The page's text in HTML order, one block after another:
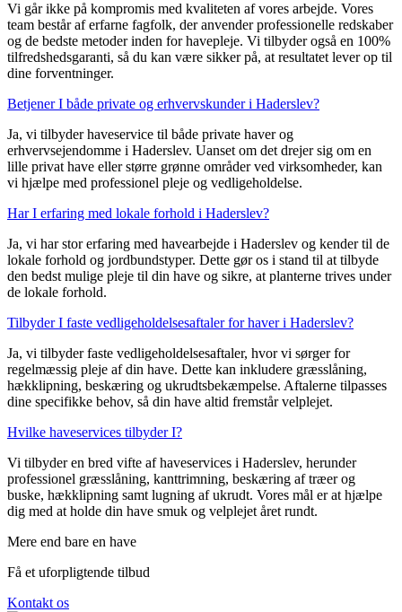
Vi går ikke på kompromis med kvaliteten af vores arbejde. Vores
team består af erfarne fagfolk, der anvender professionelle redskaber
og de bedste metoder inden for havepleje. Vi tilbyder også en 100%
tilfredshedsgaranti, så du kan være sikker på, at resultatet lever op til
dine forventninger.
Betjener I både private og erhvervskunder i Haderslev?
Ja, vi tilbyder haveservice til både private haver og
erhvervsejendomme i Haderslev. Uanset om det drejer sig om en
lille privat have eller større grønne områder ved virksomheder, kan
vi hjælpe med professionel pleje og vedligeholdelse.
Har I erfaring med lokale forhold i Haderslev?
Ja, vi har stor erfaring med havearbejde i Haderslev og kender til de
lokale forhold og jordbundstyper. Dette gør os i stand til at tilbyde
den bedst mulige pleje til din have og sikre, at planterne trives under
de lokale forhold.
Tilbyder I faste vedligeholdelsesaftaler for haver i Haderslev?
Ja, vi tilbyder faste vedligeholdelsesaftaler, hvor vi sørger for
regelmæssig pleje af din have. Dette kan inkludere græsslåning,
hækklipning, beskæring og ukrudtsbekæmpelse. Aftalerne tilpasses
dine specifikke behov, så din have altid fremstår velplejet.
Hvilke haveservices tilbyder I?
Vi tilbyder en bred vifte af haveservices i Haderslev, herunder
professionel græsslåning, kanttrimning, beskæring af træer og
buske, hækklipning samt lugning af ukrudt. Vores mål er at hjælpe
dig med at holde din have smuk og velplejet året rundt.
Mere end bare en have
Få et uforpligtende tilbud
Kontakt os